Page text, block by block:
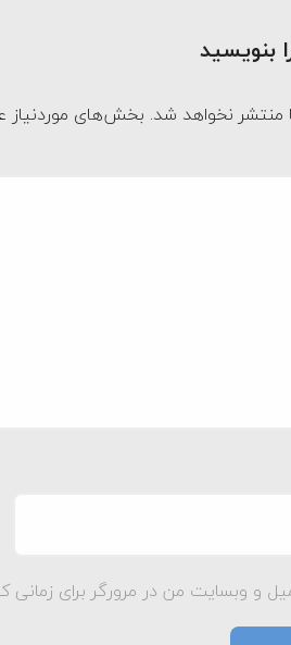
بنویسید
منتشر نخواهد شد. بخش‌های موردنیاز
و وبسایت من در مرورگر برای